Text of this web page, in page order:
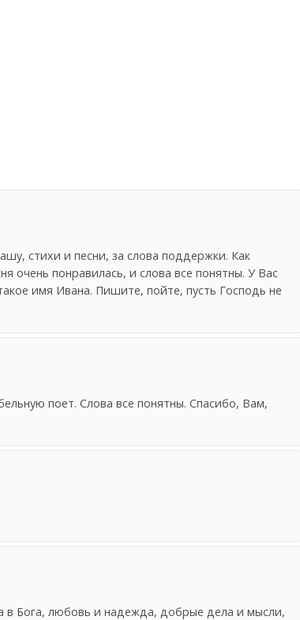
стихи и песни, за слова поддержки. Как
очень понравилась, и слова все понятны. У Вас
имя Ивана. Пишите, пойте, пусть Господь не
поет. Слова все понятны. Спасибо, Вам,
Бога, любовь и надежда, добрые дела и мысли,